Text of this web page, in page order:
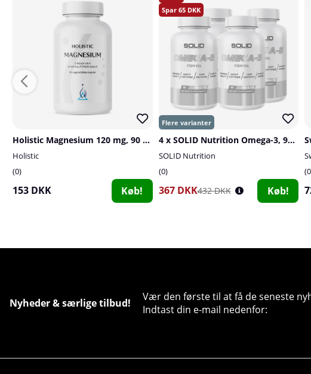
Holistic Magnesium 120 mg, 90 caps
Holistic
0
153 DKK Køb!
65
4 x SOLID Nutrition Omega-3, 90 caps
SOLID Nutrition
0
367 DKK432 DKK Køb!
0
Nyheder & særlige tilbud!
Vær den første til at få de seneste
Indtast din e-mail nedenfor: